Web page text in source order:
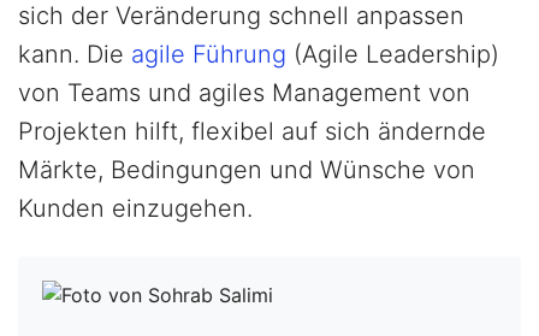
sich der Veränderung schnell anpassen
kann. Die agile Führung (Agile Leadership)
von Teams und agiles Management von
Projekten hilft, flexibel auf sich ändernde
Märkte, Bedingungen und Wünsche von
Kunden einzugehen.